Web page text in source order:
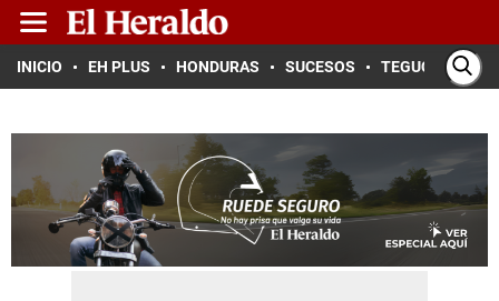
INICIO EH PLUS HONDURAS SUCESOS TEGUCIGALPA